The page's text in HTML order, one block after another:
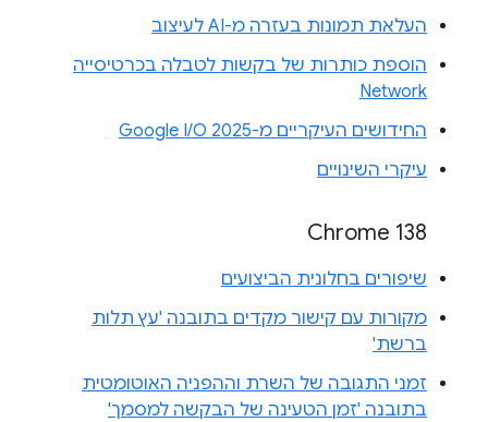
העלאת תמונות בעזרה מ-AI לעיצוב
הוספת כותרות של בקשות לטבלה בכרטיסייה
Network
החידושים העיקריים מ-Google I/O 2025
עיקרי השינויים
Chrome 138
שיפורים בחלונית הביצועים
מקורות עם קישור מקדים בתובנה 'עץ תלות
ברשת'
זמני התגובה של השרת וההפניה האוטומטית
בתובנה 'זמן הטעינה של הבקשה למסמך'